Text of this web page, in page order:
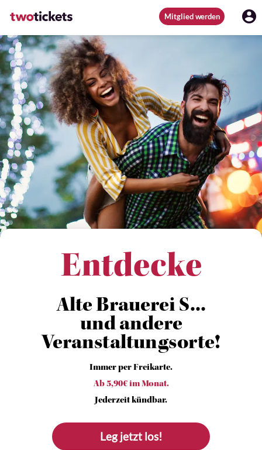
Mitglied werden
Entdecke
Alte Brauerei S...
und andere
Veranstaltungsorte!
Immer per Freikarte.
Ab 5,90€ im Monat.
Jederzeit kündbar.
Leg jetzt los!